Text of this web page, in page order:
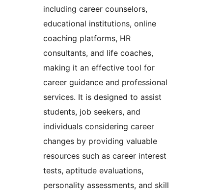
including career counselors,
educational institutions, online
coaching platforms, HR
consultants, and life coaches,
making it an effective tool for
career guidance and professional
services. It is designed to assist
students, job seekers, and
individuals considering career
changes by providing valuable
resources such as career interest
tests, aptitude evaluations,
personality assessments, and skill